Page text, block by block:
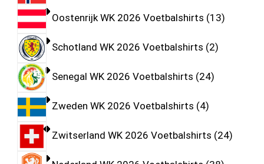
Oostenrijk WK 2026 Voetbalshirts 13
Schotland WK 2026 Voetbalshirts 2
Senegal WK 2026 Voetbalshirts 24
Zweden WK 2026 Voetbalshirts 4
Zwitserland WK 2026 Voetbalshirts 24